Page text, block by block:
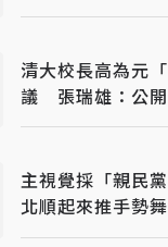
清大校長高為元
議 張瑞雄：公開
主視覺採「親民
北順起來推手勢
2.0？